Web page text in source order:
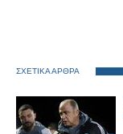
ΣΧΕΤΙΚΑ ΑΡΘΡΑ